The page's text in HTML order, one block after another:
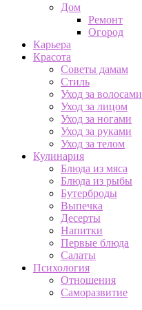
Дом
Ремонт
Огород
Карьера
Красота
Советы дамам
Стиль
Уход за волосами
Уход за лицом
Уход за ногами
Уход за руками
Уход за телом
Кулинария
Блюда из мяса
Блюда из рыбы
Бутерброды
Выпечка
Десерты
Напитки
Первые блюда
Салаты
Психология
Отношения
Саморазвитие